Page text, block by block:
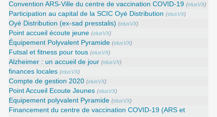
Convention ARS‑Ville du centre de vaccination COVID‑19 (elusVX)
Participation au capital de la SCIC Oyé Distribution (elusVX)
Oyé Distribution (ex-sad presstalis) (elusVX)
Point accueil écoute jeune (elusVX)
Équipement Polyvalent Pyramide (elusVX)
Futsal et fitness pour tous (elusVX)
Alzheimer : un accueil de jour (elusVX)
finances locales (elusVX)
Compte de gestion 2020 (elusVX)
Point Accueil Ecoute Jeunes (elusVX)
Equipement polyvalent Pyramide (elusVX)
Financement du centre de vaccination COVID-19 (ARS et